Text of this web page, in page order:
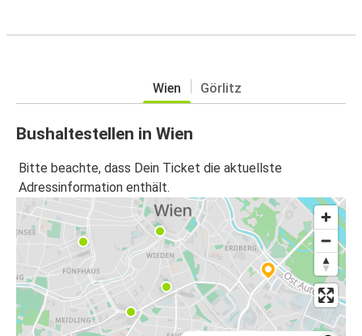
Wien Görlitz
Bushaltestellen in Wien
Bitte beachte, dass Dein Ticket die aktuellste
Adressinformation enthält.